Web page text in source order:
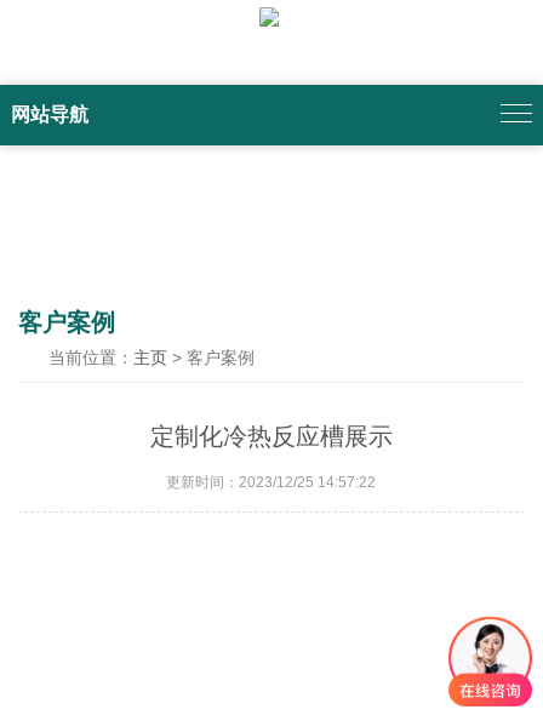
网站导航
客户案例
当前位置： 主页 > 客户案例
定制化冷热反应槽展示
更新时间：2023/12/25 14:57:22